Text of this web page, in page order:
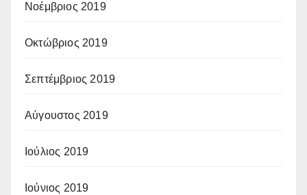
Νοέμβριος 2019
Οκτώβριος 2019
Σεπτέμβριος 2019
Αύγουστος 2019
Ιούλιος 2019
Ιούνιος 2019